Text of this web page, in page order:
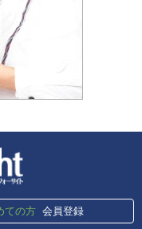
ての方 会員登録